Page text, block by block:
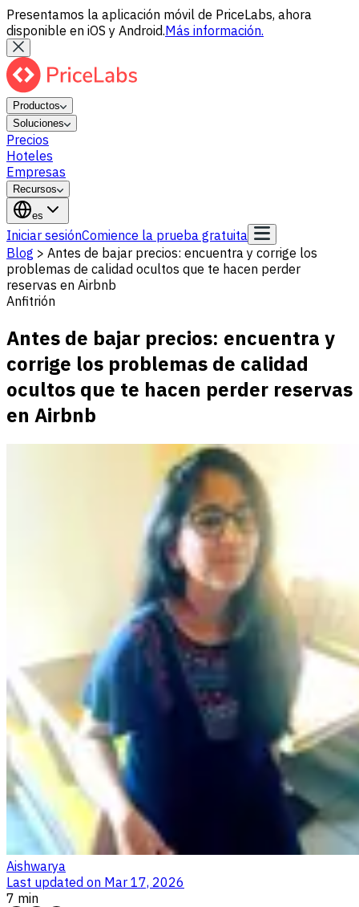
Presentamos la aplicación móvil de PriceLabs, ahora
disponible en iOS y Android.Más información.
Productos
Soluciones
Precios
Hoteles
Empresas
Recursos
es
Iniciar sesiónComience la prueba gratuita
Blog > Antes de bajar precios: encuentra y corrige los
problemas de calidad ocultos que te hacen perder
reservas en Airbnb
Anfitrión
Antes de bajar precios: encuentra y
corrige los problemas de calidad
ocultos que te hacen perder reservas
en Airbnb
Aishwarya
Last updated on Mar 17, 2026
7 min